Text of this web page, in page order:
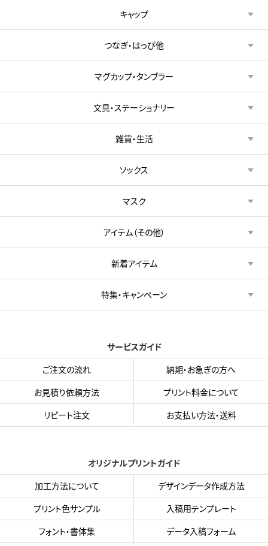
キャップ
つなぎ・はっぴ他
マグカップ・タンブラー
文具・ステーショナリー
雑貨・生活
ソックス
マスク
アイテム（その他）
新着アイテム
特集・キャンペーン
サービスガイド
ご注文の流れ
納期・お急ぎの方へ
お見積り依頼方法
プリント料金について
リピート注文
お支払い方法・送料
オリジナルプリントガイド
加工方法について
デザインデータ作成方法
プリント色サンプル
入稿用テンプレート
フォント・書体集
データ入稿フォーム